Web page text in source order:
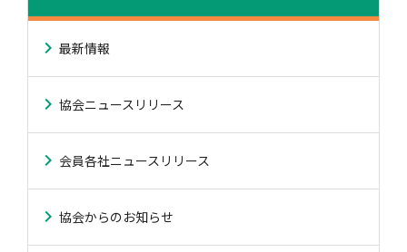
最新情報
協会ニュースリリース
会員各社ニュースリリース
協会からのお知らせ